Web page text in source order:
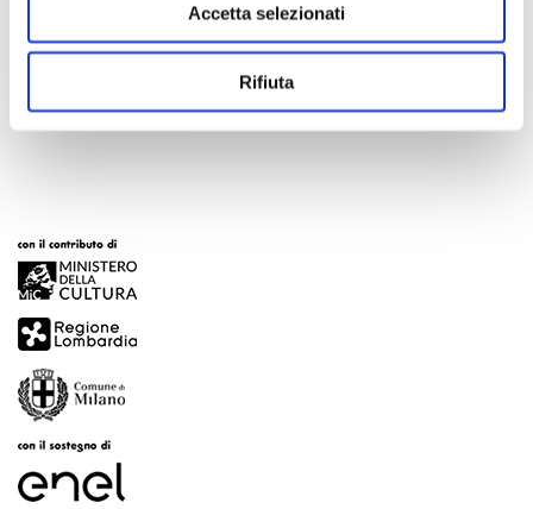
Accetta selezionati
Rifiuta
Scopri di più